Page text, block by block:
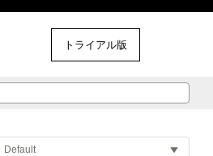
トライアル版